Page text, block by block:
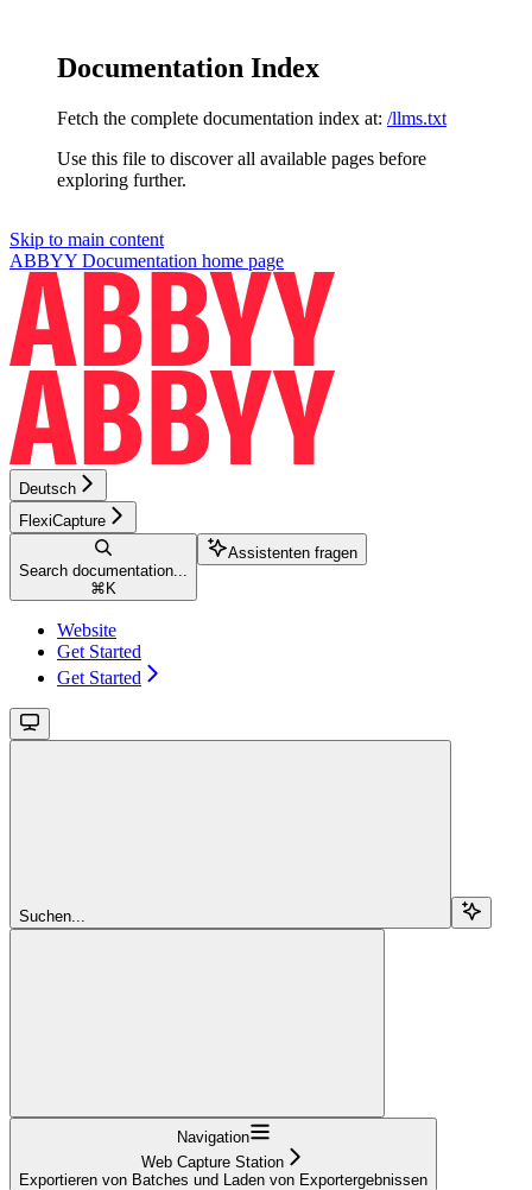
Documentation Index
Fetch the complete documentation index at: /llms.txt
Use this file to discover all available pages before
exploring further.
Skip to main content
ABBYY Documentation home page
Deutsch
FlexiCapture
Search documentation...
⌘ K
Assistenten fragen
Website
Get Started
Get Started
Suchen...
Navigation
Web Capture Station
Exportieren von Batches und Laden von Exportergebnissen